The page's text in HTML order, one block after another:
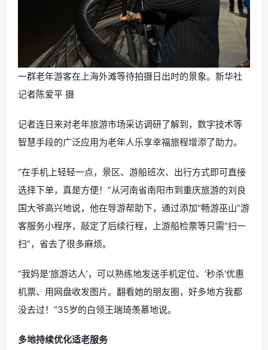
一群老年游客在上海外滩等待拍摄日出时的景象。新华社
记者陈爱平 摄
记者连日来对老年旅游市场采访调研了解到，数字技术等
智慧手段的广泛应用为老年人乐享幸福旅程增添了助力。
“在手机上轻轻一点，景区、游船班次、出行方式即可直接
选择下单，真是方便！”从河南省南阳市到重庆旅游的刘良
国大爷高兴地说，他在导游帮助下，通过添加“畅游巫山”游
客服务小程序，敲定了后续行程，上游船检票等只需“扫一
扫”，省去了很多麻烦。
“我妈是‘旅游达人’，可以熟练地发送手机定位、‘秒杀’优惠
机票、用网盘收发图片。翻看她的朋友圈，好多地方我都
没去过！”35岁的白领王瑞琦羡慕地说。
多地持续优化适老服务